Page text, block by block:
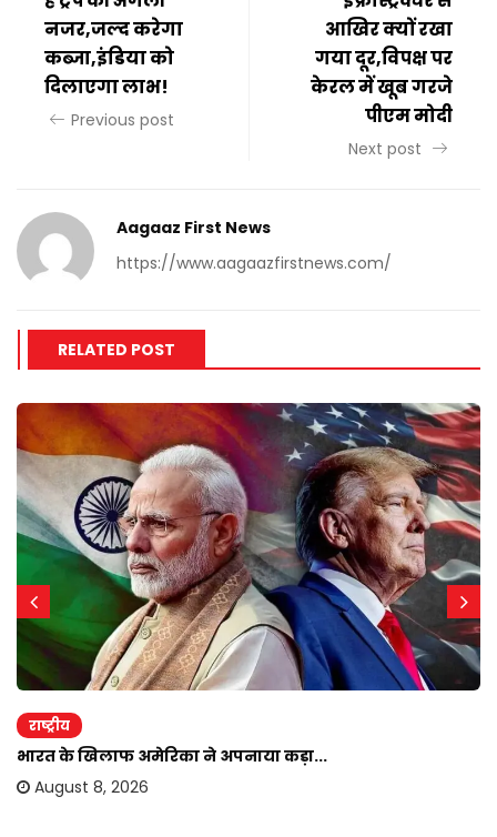
नजर,जल्द करेगा
कब्जा,इंडिया को
दिलाएगा लाभ!
Previous post
आखिर क्यों रखा
गया दूर,विपक्ष पर
केरल में खूब गरजे
पीएम मोदी
Next post
Aagaaz First News
https://www.aagaazfirstnews.com/
RELATED POST
राष्ट्रीय
भारत के खिलाफ अमेरिका ने अपनाया कड़ा...
August 8, 2026